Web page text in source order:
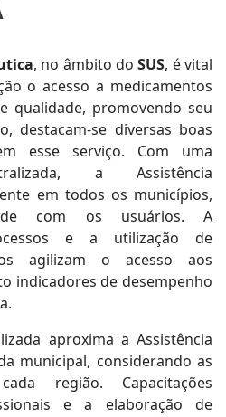
, no âmbito doSUS, é vital
o acesso a medicamentos
qualidade, promovendo seu
destacam-se diversas boas
esse serviço. Com uma
a Assistência
em todos os municípios,
com os usuários. A
e a utilização de
agilizam o acesso aos
indicadores de desempenho
aproxima a Assistência
municipal, considerando as
região. Capacitações
e a elaboração de